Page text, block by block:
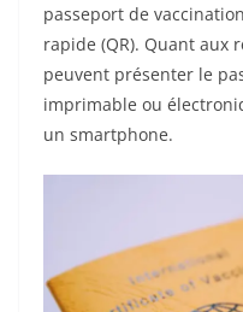
passeport de
rapide (QR). Quant aux
peuvent présenter le
imprimable ou
un smartphone.